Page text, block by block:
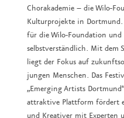
Chorakademie – die Wilo-
Kulturprojekte in
für die Wilo-Foundation
selbstverständlich. Mit dem
liegt der Fokus auf
jungen Menschen. Das
„Emerging Artists
attraktive Plattform fördert
und Kreativer mit Experten